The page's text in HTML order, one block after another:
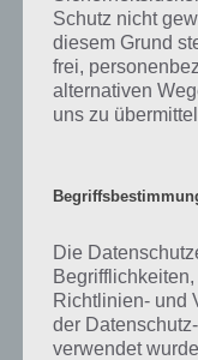
Alles zur dritten
vergangenen
Winter 2018
Eventwährung
nämlich…
Schutz nicht
diesem Grund
frei,
alternativen
uns zu
Die
Richtlinien- und
der
verwendet